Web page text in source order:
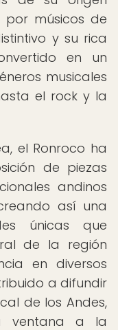
músicos de
y su rica
en un
musicales
el rock y la
el Ronroco ha
de piezas
andinos
así una
únicas que
de la región
en diversos
a difundir
de los Andes,
ventana a la